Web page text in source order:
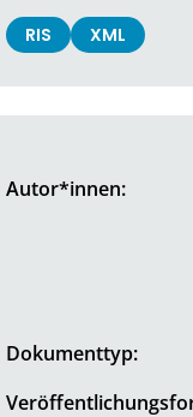
RIS XML
Autor*innen:
Dokumenttyp: